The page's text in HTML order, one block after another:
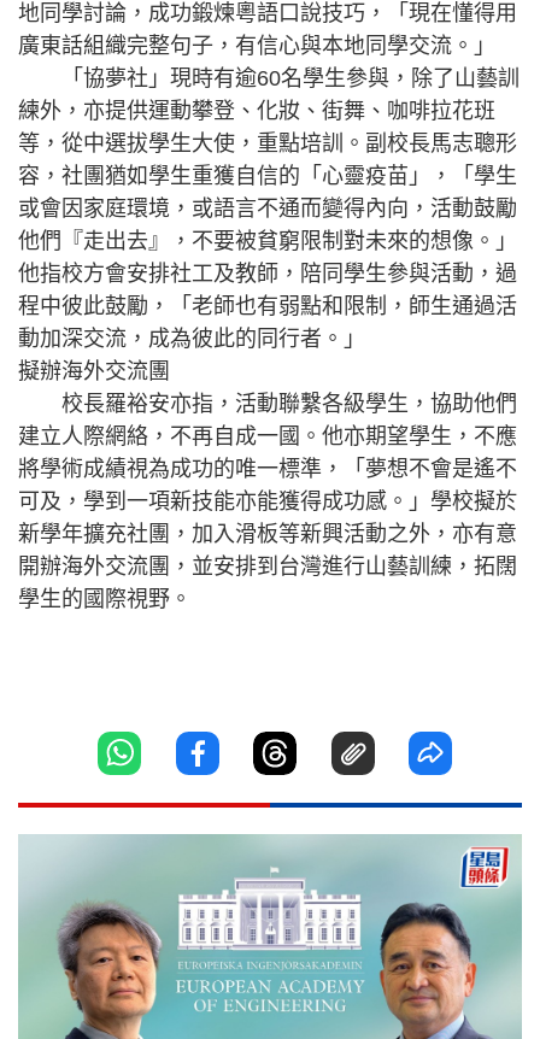
地同學討論，成功鍛煉粵語口說技巧，「現在懂得用
廣東話組織完整句子，有信心與本地同學交流。」
「協夢社」現時有逾60名學生參與，除了山藝訓
練外，亦提供運動攀登、化妝、街舞、咖啡拉花班
等，從中選拔學生大使，重點培訓。副校長馬志聰形
容，社團猶如學生重獲自信的「心靈疫苗」，「學生
或會因家庭環境，或語言不通而變得內向，活動鼓勵
他們『走出去』，不要被貧窮限制對未來的想像。」
他指校方會安排社工及教師，陪同學生參與活動，過
程中彼此鼓勵，「老師也有弱點和限制，師生通過活
動加深交流，成為彼此的同行者。」
擬辦海外交流團
校長羅裕安亦指，活動聯繫各級學生，協助他們
建立人際網絡，不再自成一國。他亦期望學生，不應
將學術成績視為成功的唯一標準，「夢想不會是遙不
可及，學到一項新技能亦能獲得成功感。」學校擬於
新學年擴充社團，加入滑板等新興活動之外，亦有意
開辦海外交流團，並安排到台灣進行山藝訓練，拓闊
學生的國際視野。